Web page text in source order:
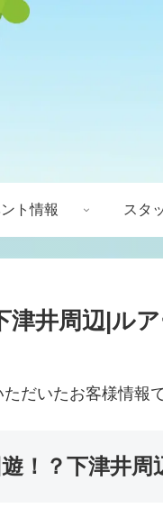
ト情報 スタ
津井周辺|ル
だいたお客様情報
！？下津井